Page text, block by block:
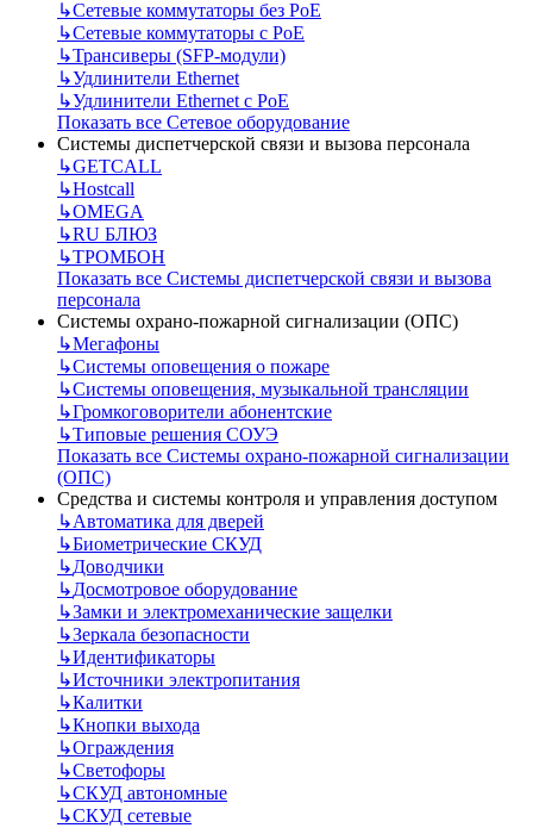
↳Сетевые коммутаторы без РоЕ
↳Сетевые коммутаторы с РоЕ
↳Трансиверы (SFP-модули)
↳Удлинители Ethernet
↳Удлинители Ethernet с PoE
Показать все Сетевое оборудование
Системы диспетчерской связи и вызова персонала
↳GETCALL
↳Hostcall
↳OMEGA
↳RU БЛЮЗ
↳ТРОМБОН
Показать все Системы диспетчерской связи и вызова
персонала
Системы охрано-пожарной сигнализации (ОПС)
↳Мегафоны
↳Системы оповещения о пожаре
↳Системы оповещения, музыкальной трансляции
↳Громкоговорители абонентские
↳Типовые решения СОУЭ
Показать все Системы охрано-пожарной сигнализации
(ОПС)
Средства и системы контроля и управления доступом
↳Автоматика для дверей
↳Биометрические СКУД
↳Доводчики
↳Досмотровое оборудование
↳Замки и электромеханические защелки
↳Зеркала безопасности
↳Идентификаторы
↳Источники электропитания
↳Калитки
↳Кнопки выхода
↳Ограждения
↳Светофоры
↳СКУД автономные
↳СКУД сетевые